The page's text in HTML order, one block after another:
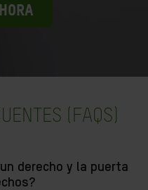
(FAQS)
derecho y la puerta